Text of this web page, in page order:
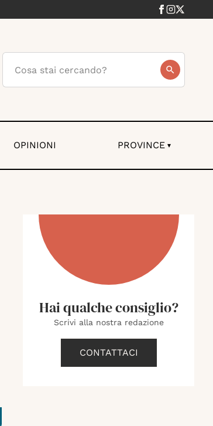
OPINIONI PROVINCE ▾
Hai qualche consiglio?
Scrivi alla nostra redazione
CONTATTACI